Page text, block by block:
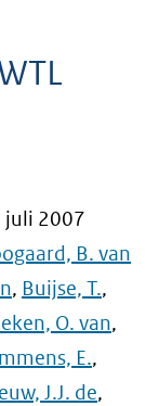
juli 2007
B. van
, Buijse, T.,
O. van,
E.,
J.J. de,